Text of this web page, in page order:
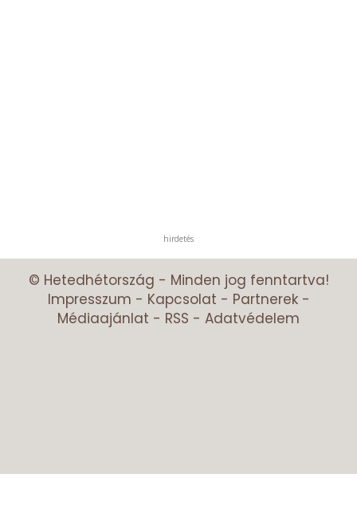
hirdetés
© Hetedhétország - Minden jog fenntartva!
Impresszum - Kapcsolat - Partnerek-
Médiaajánlat - RSS - Adatvédelem